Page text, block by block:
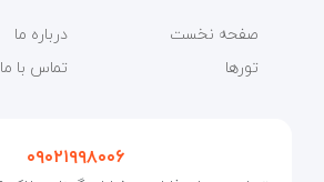
صفحه نخست
تورها
درباره ما
تماس با ما
۰۹۰۲۱۹۹۸۰۰۶